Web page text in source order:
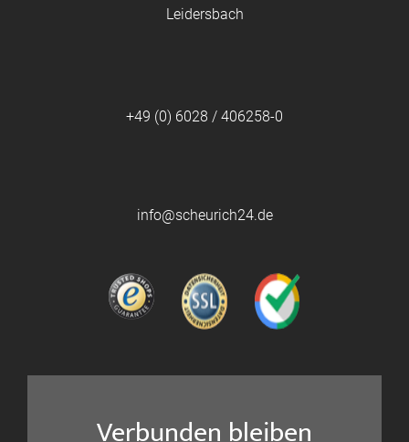
Leidersbach
+49 (0) 6028 / 406258-0
info@scheurich24.de